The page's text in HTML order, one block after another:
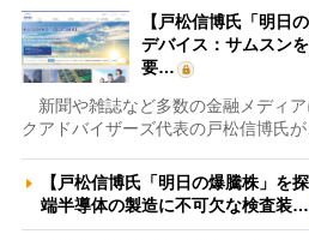
【戸松信博氏「明日
デバイス：サムスン
要…
新聞や雑誌など多数の金融メディ
クアドバイザーズ代表の戸松信博氏
【戸松信博氏「明日の爆騰株」を
端半導体の製造に不可欠な検査装…